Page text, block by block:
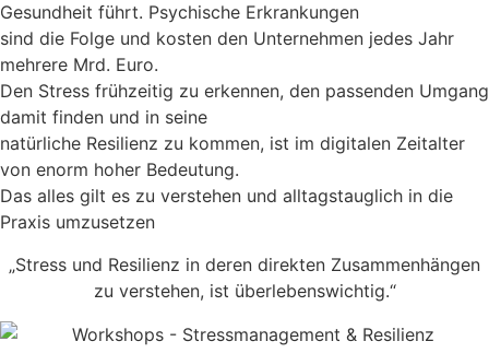
Gesundheit führt. Psychische Erkrankungen
sind die Folge und kosten den Unternehmen jedes Jahr
mehrere Mrd. Euro.
Den Stress frühzeitig zu erkennen, den passenden Umgang
damit finden und in seine
natürliche Resilienz zu kommen, ist im digitalen Zeitalter
von enorm hoher Bedeutung.
Das alles gilt es zu verstehen und alltagstauglich in die
Praxis umzusetzen
„Stress und Resilienz in deren direkten Zusammenhängen
zu verstehen, ist überlebenswichtig.“